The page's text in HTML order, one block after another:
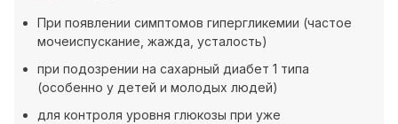
При появлении симптомов гипергликемии (частое
мочеиспускание, жажда, усталость)
при подозрении на сахарный диабет 1 типа
(особенно у детей и молодых людей)
для контроля уровня глюкозы при уже